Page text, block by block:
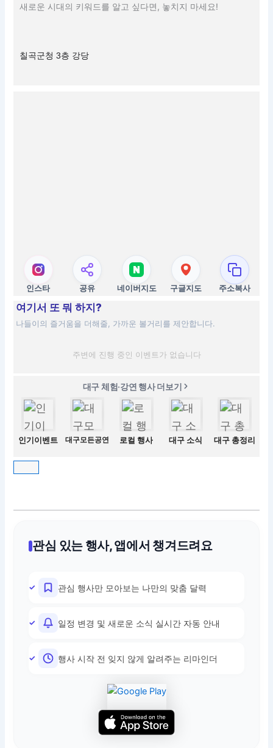
새로운 시대의 키워드를 알고 싶다면, 놓치지 마세요!
칠곡군청 3층 강당
인스타 공유 네이버지도 구글지도 주소복사
여기서 또 뭐 하지?
나들이의 즐거움을 더해줄, 가까운 볼거리를 제안합니다.
주변에 진행 중인 이벤트가 없습니다
대구 체험·강연 행사 더보기
인기이벤트 대구모든공연 로컬 행사 대구 소식 대구 총정리
관심 있는 행사, 앱에서 챙겨드려요
관심 행사만 모아보는 나만의 맞춤 달력
일정 변경 및 새로운 소식 실시간 자동 안내
행사 시작 전 잊지 않게 알려주는 리마인더